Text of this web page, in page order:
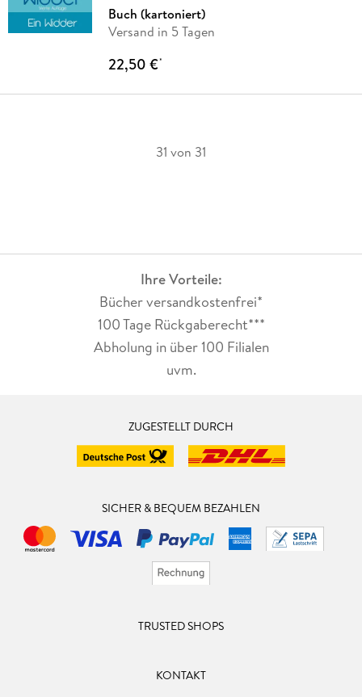
Buch (kartoniert)
Versand in 5 Tagen
22,50 €*
31 von 31
Ihre Vorteile:
Bücher versandkostenfrei*
100 Tage Rückgaberecht***
Abholung in über 100 Filialen
uvm.
ZUGESTELLT DURCH
SICHER & BEQUEM BEZAHLEN
TRUSTED SHOPS
KONTAKT